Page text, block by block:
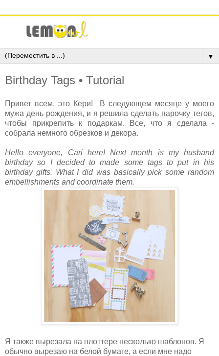
▼
Birthday Tags • Tutorial
Привет всем, это Кери! В следующем месяце у моего
мужа день рождения, и я решила сделать парочку тегов,
чтобы прикрепить к подаркам. Все, что я сделала -
собрала немного обрезков и декора.
Hello everyone, Cari here! Next month is my husband
birthday so I decided to made some tags to put in his
birthday gifts. What I did was basically pick some random
embellishments and coordinate them.
Я также вырезала на плоттере несколько шаблонов. Я
обычно вырезаю на белой бумаге, а если мне надо